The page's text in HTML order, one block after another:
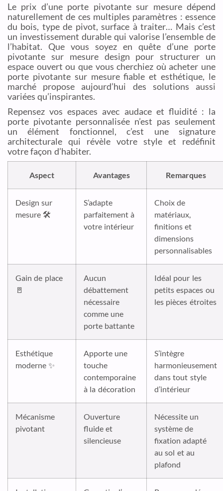
Le prix d’une porte pivotante sur mesure dépend
naturellement de ces multiples paramètres : essence
du bois, type de pivot, surface à traiter… Mais c’est
un investissement durable qui valorise l’ensemble de
l’habitat. Que vous soyez en quête d’une porte
pivotante sur mesure design pour structurer un
espace ouvert ou que vous cherchiez où acheter une
porte pivotante sur mesure fiable et esthétique, le
marché propose aujourd’hui des solutions aussi
variées qu’inspirantes.
Repensez vos espaces avec audace et fluidité : la
porte pivotante personnalisée n’est pas seulement
un élément fonctionnel, c’est une signature
architecturale qui révèle votre style et redéfinit
votre façon d’habiter.
Aspect Avantages Remarques
Design sur
mesure 🛠️
S’adapte
parfaitement à
votre intérieur
Choix de
matériaux,
finitions et
dimensions
personnalisables
Gain de place
🚪
Aucun
débattement
nécessaire
comme une
porte battante
Idéal pour les
petits espaces ou
les pièces étroites
Esthétique
moderne ✨
Apporte une
touche
contemporaine
à la décoration
S’intègre
harmonieusement
dans tout style
d’intérieur
Mécanisme
pivotant
Ouverture
fluide et
silencieuse
Nécessite un
système de
fixation adapté
au sol et au
plafond